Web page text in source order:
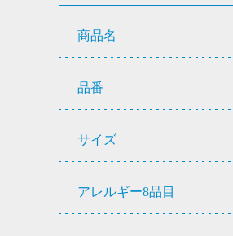
商品名
品番
サイズ
アレルギー8品目